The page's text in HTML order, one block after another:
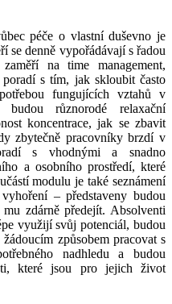
péče o vlastní duševno je
se denně vypořádávají s řadou
na time management,
s tím, jak skloubit často
fungujících vztahů v
budou různorodé relaxační
koncentrace, jak se zbavit
zbytečně pracovníky brzdí v
s vhodnými a snadno
a osobního prostředí, které
modulu je také seznámení
– představeny budou
zdárně předejít. Absolventi
využijí svůj potenciál, budou
způsobem pracovat s
nadhledu a budou
které jsou pro jejich život